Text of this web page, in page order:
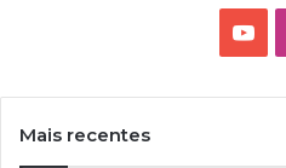
Mais recentes